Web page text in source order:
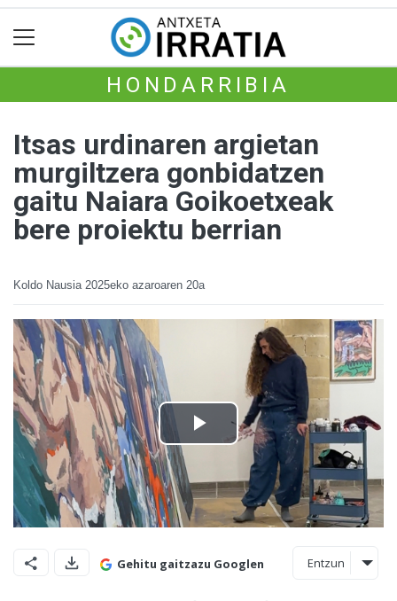
HONDARRIBIA
Itsas urdinaren argietan
murgiltzera gonbidatzen
gaitu Naiara Goikoetxeak
bere proiektu berrian
Koldo Nausia 2025eko azaroaren 20a
Gehitu gaitzazu Googlen Entzun